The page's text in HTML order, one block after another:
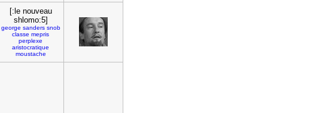
[:le nouveau
shlomo:5]
george sanders snob
classe mepris
perplexe
aristocratique
moustache